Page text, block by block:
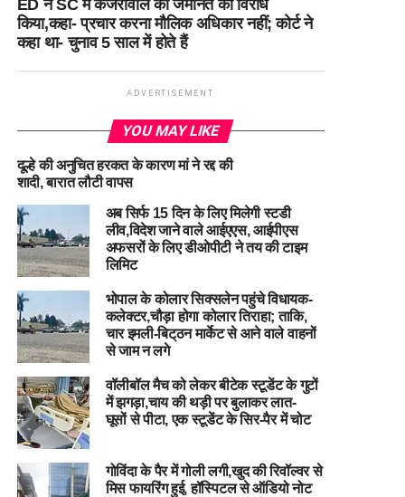
ED ने SC में केजरीवाल की जमानत का विरोध
किया,कहा- प्रचार करना मौलिक अधिकार नहीं; कोर्ट ने
कहा था- चुनाव 5 साल में होते हैं
ADVERTISEMENT
YOU MAY LIKE
दूल्हे की अनुचित हरकत के कारण मां ने रद्द की
शादी, बारात लौटी वापस
अब सिर्फ 15 दिन के लिए मिलेगी स्टडी
लीव,विदेश जाने वाले आईएएस, आईपीएस
अफसरों के लिए डीओपीटी ने तय की टाइम
लिमिट
भोपाल के कोलार सिक्सलेन पहुंचे विधायक-
कलेक्टर,चौड़ा होगा कोलार तिराहा; ताकि,
चार इमली-बिट्‌ठन मार्केट से आने वाले वाहनों
से जाम न लगे
वॉलीबॉल मैच को लेकर बीटेक ​​​​​​​स्टूडेंट के गुटों
में झगड़ा,चाय की थड़ी पर बुलाकर लात-
घूसों से पीटा, एक स्टूडेंट के सिर-पैर में चोट
गोविंदा के पैर में गोली लगी,खुद की रिवॉल्वर से
मिस फायरिंग हुई, हॉस्पिटल से ऑडियो नोट